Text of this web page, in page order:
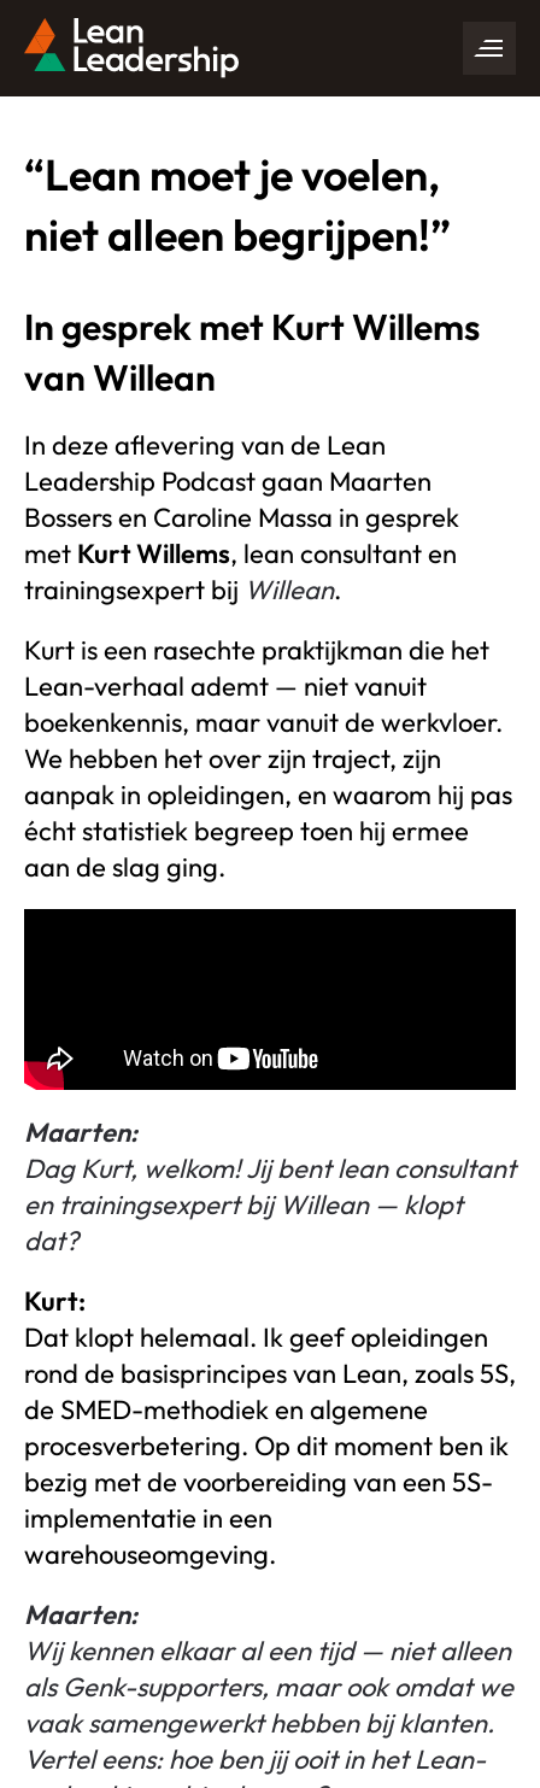
“Lean moet je voelen,
niet alleen begrijpen!”
In gesprek met Kurt Willems
van Willean
In deze aflevering van de Lean
Leadership Podcast gaan Maarten
Bossers en Caroline Massa in gesprek
met Kurt Willems, lean consultant en
trainingsexpert bij Willean.
Kurt is een rasechte praktijkman die het
Lean-verhaal ademt — niet vanuit
boekenkennis, maar vanuit de werkvloer.
We hebben het over zijn traject, zijn
aanpak in opleidingen, en waarom hij pas
écht statistiek begreep toen hij ermee
aan de slag ging.
Maarten:
Dag Kurt, welkom! Jij bent lean consultant
en trainingsexpert bij Willean — klopt
dat?
Kurt:
Dat klopt helemaal. Ik geef opleidingen
rond de basisprincipes van Lean, zoals 5S,
de SMED-methodiek en algemene
procesverbetering. Op dit moment ben ik
bezig met de voorbereiding van een 5S-
implementatie in een
warehouseomgeving.
Maarten:
Wij kennen elkaar al een tijd — niet alleen
als Genk-supporters, maar ook omdat we
vaak samengewerkt hebben bij klanten.
Vertel eens: hoe ben jij ooit in het Lean-